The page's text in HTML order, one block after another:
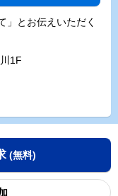
」とお伝えいただく
1F
(無料)